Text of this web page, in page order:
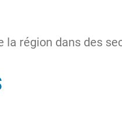
région dans des